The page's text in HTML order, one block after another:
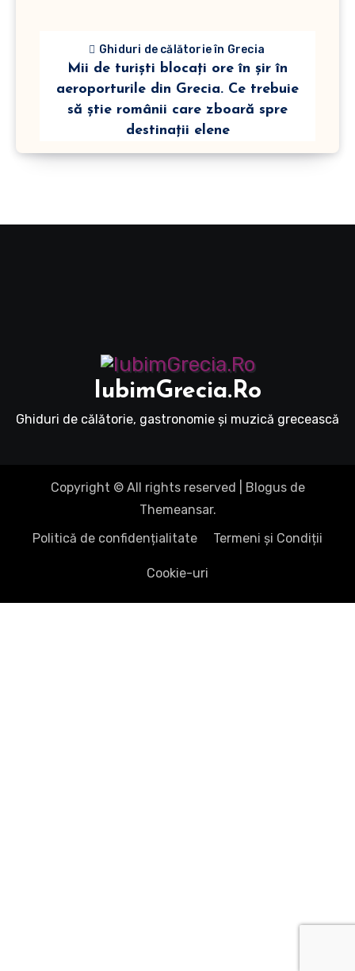
Ghiduri de călătorie în Grecia
Mii de turiști blocați ore în șir în
aeroporturile din Grecia. Ce trebuie
să știe românii care zboară spre
destinații elene
IubimGrecia.Ro
Ghiduri de călătorie, gastronomie și muzică grecească
Copyright © All rights reserved Blogusde
Themeansar.
Politică de confidențialitate
Termeni și Condiții
Cookie-uri